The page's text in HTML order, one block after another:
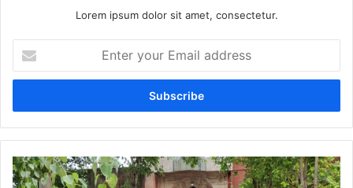
Lorem ipsum dolor sit amet, consectetur.
your
Email